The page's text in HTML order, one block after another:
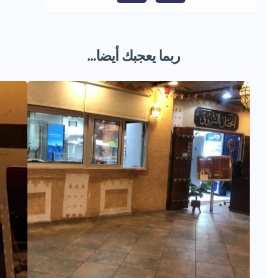
ربما يعجبك أيضا...